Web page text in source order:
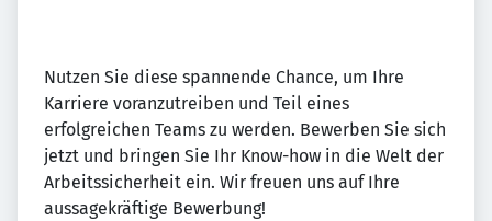
Nutzen Sie diese spannende Chance, um Ihre
Karriere voranzutreiben und Teil eines
erfolgreichen Teams zu werden. Bewerben Sie sich
jetzt und bringen Sie Ihr Know-how in die Welt der
Arbeitssicherheit ein. Wir freuen uns auf Ihre
aussagekräftige Bewerbung!